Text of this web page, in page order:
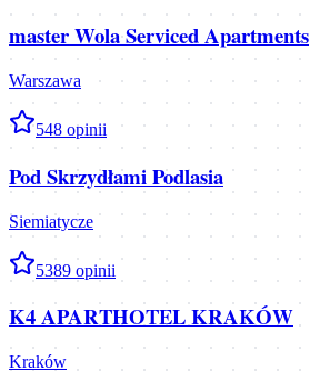
master Wola Serviced Apartments
Warszawa
548 opinii
Pod Skrzydłami Podlasia
Siemiatycze
5389 opinii
K4 APARTHOTEL KRAKÓW
Kraków